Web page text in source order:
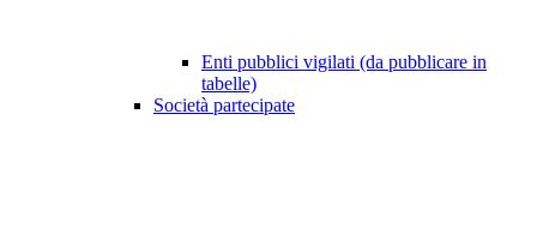
Enti pubblici vigilati (da pubblicare in
tabelle)
Società partecipate